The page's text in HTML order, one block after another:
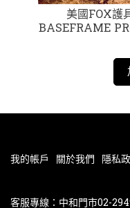
美國FOX護
BASEFRAME
我的帳戶 關於我們 隱私
客服專線：中和門市02-